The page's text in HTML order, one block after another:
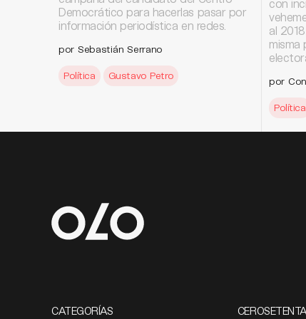
Democrático para hacerlas pasar por
información periodística en redes.
por Sebastián Serrano
Política Gustavo Petro
con
al
misma
por
Política
CATEGORÍAS CEROSETENTA